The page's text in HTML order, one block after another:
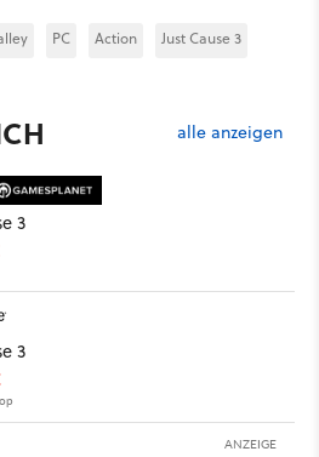
PC Action Just Cause 3
alle anzeigen
3
3
ANZEIGE